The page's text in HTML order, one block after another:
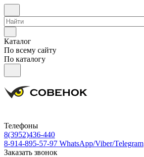
Каталог
По всему сайту
По каталогу
Телефоны
8(3952)436-440
8-914-895-57-97 WhatsApp/Viber/Telegram
Заказать звонок